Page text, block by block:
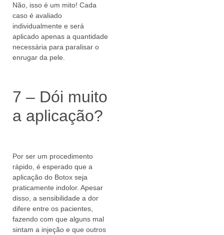
Não, isso é um mito! Cada
caso é avaliado
individualmente e será
aplicado apenas a quantidade
necessária para paralisar o
enrugar da pele.
7 – Dói muito
a aplicação?
Por ser um procedimento
rápido, é esperado que a
aplicação do Botox seja
praticamente indolor. Apesar
disso, a sensibilidade a dor
difere entre os pacientes,
fazendo com que alguns mal
sintam a injeção e que outros